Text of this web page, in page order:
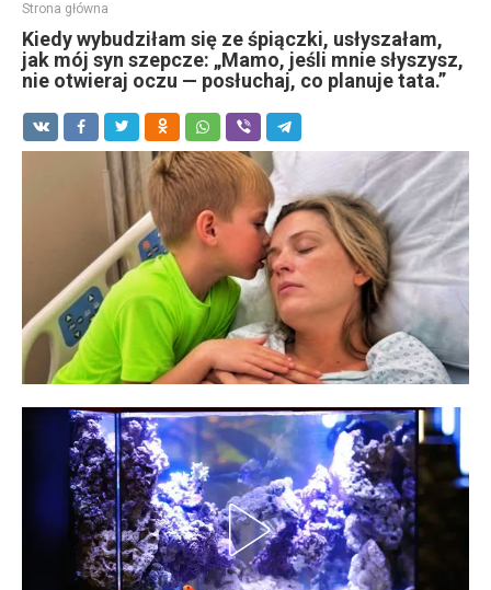
Strona główna
Kiedy wybudziłam się ze śpiączki, usłyszałam,
jak mój syn szepcze: „Mamo, jeśli mnie słyszysz,
nie otwieraj oczu — posłuchaj, co planuje tata.”